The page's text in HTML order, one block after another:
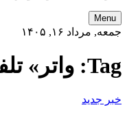
Menu
جمعه, مرداد ۱۶, ۱۴۰۵
Tag: واتر»
خبر جدید